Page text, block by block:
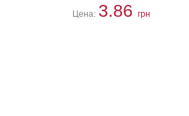
Цена: 3.86 грн